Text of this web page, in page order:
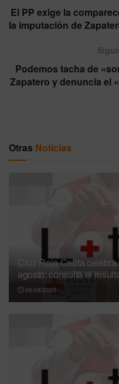
El PP exige la
la imputación de
Podemos tacha de
Zapatero y denuncia el
Otras Noticias
Cruz Roja Ceuta
agosto: consulta el
06/08/2026